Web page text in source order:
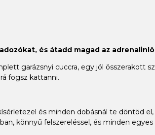
és átadd magad az
garázsnyi cuccra, egy jól összerakott
fogsz kattanni.
és minden dobásnál te döntöd
könnyű felszereléssel, és minden